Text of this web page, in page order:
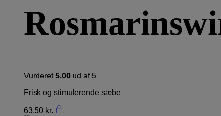
Vurderet5.00 ud af 5
Frisk og stimulerende sæbe
63,50 kr.